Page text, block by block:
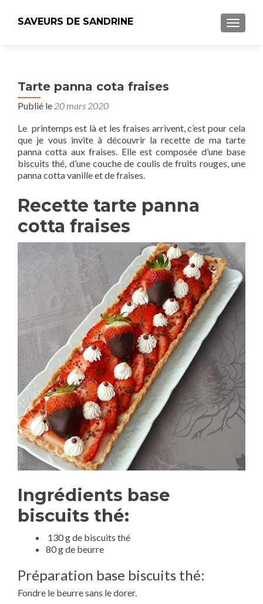
SAVEURS DE SANDRINE
Tarte panna cota fraises
Publié le 20 mars 2020
Le printemps est là et les fraises arrivent, c’est pour cela
que je vous invite à découvrir la recette de ma tarte
panna cotta aux fraises. Elle est composée d’une base
biscuits thé, d’une couche de coulis de fruits rouges, une
panna cotta vanille et de fraises.
Recette tarte panna
cotta fraises
Ingrédients base
biscuits thé:
130 g de biscuits thé
80 g de beurre
Préparation base biscuits thé:
Fondre le beurre sans le dorer.